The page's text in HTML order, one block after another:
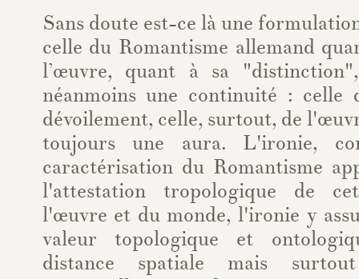
Sans doute est-ce là une
celle du Romantisme allemand
l’œuvre, quant à sa
néanmoins une continuité : celle
dévoilement, celle, surtout, de
toujours une aura. L'ironie,
caractérisation du Romantisme
l'attestation tropologique de
l'œuvre et du monde, l'ironie y
valeur topologique et
distance spatiale mais